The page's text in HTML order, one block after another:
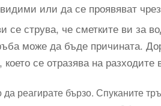
или да се проявяват
се струва, че сметките ви за
може да бъде причината.
се отразява на разходите
реагирате бързо. Спуканите